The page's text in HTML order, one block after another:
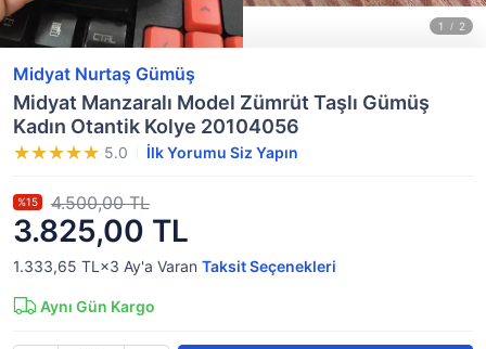
Midyat Nurtaş Gümüş
Midyat Manzaralı Model Zümrüt Taşlı Gümüş
Kadın Otantik Kolye 20104056
5.0 İlk Yorumu Siz Yapın
3.825,00 TL
%15 4.500,00 TL
1.333,65 TL×3 Ay'a Varan Taksit Seçenekleri
Aynı Gün Kargo